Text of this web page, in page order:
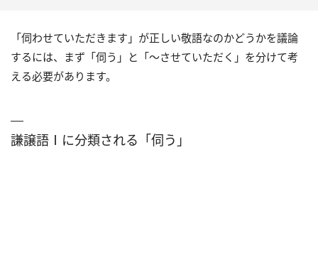
「伺わせていただきます」が正しい敬語なのかどうかを議論
するには、まず「伺う」と「～させていただく」を分けて考
える必要があります。
謙譲語Ⅰに分類される「伺う」